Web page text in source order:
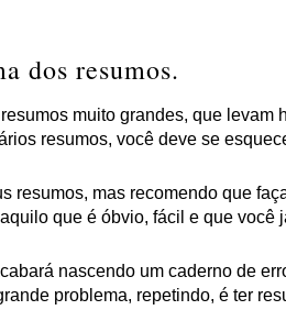
dos resumos.
muito grandes, que levam
resumos, você deve se
resumos, mas recomendo que
que é óbvio, fácil e que você
nascendo um caderno de
problema, repetindo, é ter